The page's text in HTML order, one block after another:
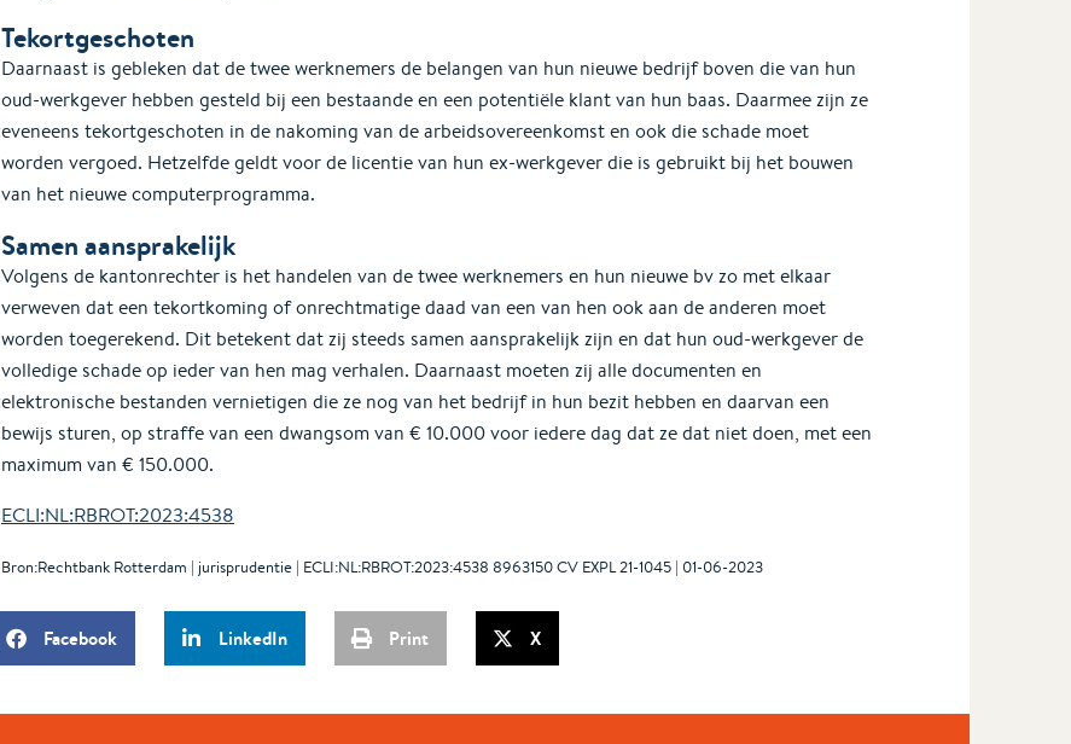
Tekortgeschoten
Daarnaast is gebleken dat de twee werknemers de belangen van hun nieuwe bedrijf boven die van hun
oud-werkgever hebben gesteld bij een bestaande en een potentiële klant van hun baas. Daarmee zijn ze
eveneens tekortgeschoten in de nakoming van de arbeidsovereenkomst en ook die schade moet
worden vergoed. Hetzelfde geldt voor de licentie van hun ex-werkgever die is gebruikt bij het bouwen
van het nieuwe computerprogramma.
Samen aansprakelijk
Volgens de kantonrechter is het handelen van de twee werknemers en hun nieuwe bv zo met elkaar
verweven dat een tekortkoming of onrechtmatige daad van een van hen ook aan de anderen moet
worden toegerekend. Dit betekent dat zij steeds samen aansprakelijk zijn en dat hun oud-werkgever de
volledige schade op ieder van hen mag verhalen. Daarnaast moeten zij alle documenten en
elektronische bestanden vernietigen die ze nog van het bedrijf in hun bezit hebben en daarvan een
bewijs sturen, op straffe van een dwangsom van € 10.000 voor iedere dag dat ze dat niet doen, met een
maximum van € 150.000.
ECLI:NL:RBROT:2023:4538
Bron:Rechtbank Rotterdam | jurisprudentie | ECLI:NL:RBROT:2023:4538 8963150 CV EXPL 21-1045 | 01-06-2023
Facebook LinkedIn Print X